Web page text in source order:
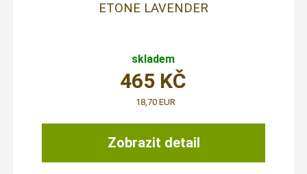
ETONE LAVENDER
skladem
Zobrazit detail
465 KČ
18,70 EUR